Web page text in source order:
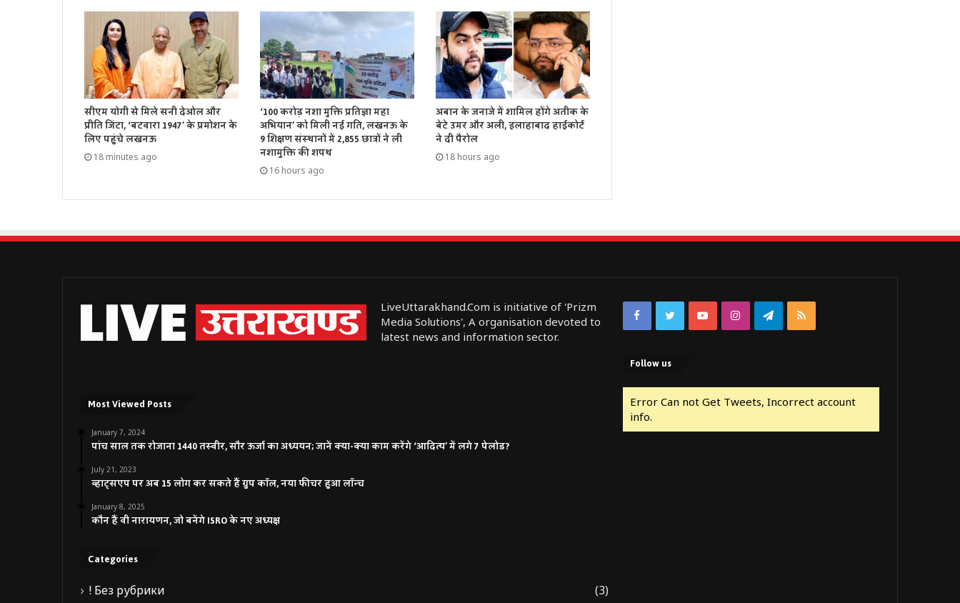
सीएम योगी से मिले सनी देओल और
प्रीति जिंटा, ‘बटवारा 1947’ के प्रमोशन के
लिए पहुंचे लखनऊ
18 minutes ago
‘100 करोड़ नशा मुक्ति प्रतिज्ञा महा
अभियान’ को मिली नई गति, लखनऊ के
9 शिक्षण संस्थानों में 2,855 छात्रों ने ली
नशामुक्ति की शपथ
16 hours ago
अबान के जनाजे में शामिल होंगे अतीक के
बेटे उमर और अली, इलाहाबाद हाईकोर्ट
ने दी पैरोल
18 hours ago
LiveUttarakhand.Com is initiative of 'Prizm
Media Solutions', A organisation devoted to
latest news and information sector.
Most Viewed Posts
January 7, 2024
पांच साल तक रोजाना 1440 तस्वीर, सौर ऊर्जा का अध्ययन; जानें क्या-क्या काम करेंगे ‘आदित्य’ में लगे 7 पेलोड?
July 21, 2023
व्हाट्सएप पर अब 15 लोग कर सकते हैं ग्रुप कॉल, नया फीचर हुआ लॉन्च
January 8, 2025
कौन हैं वी नारायणन, जो बनेंगे ISRO के नए अध्यक्ष
Categories
! Без рубрики
(3)
FacebookTwitterYouTubeInstagramTelegram
RSS
Follow us
Error Can not Get Tweets, Incorrect account
info.